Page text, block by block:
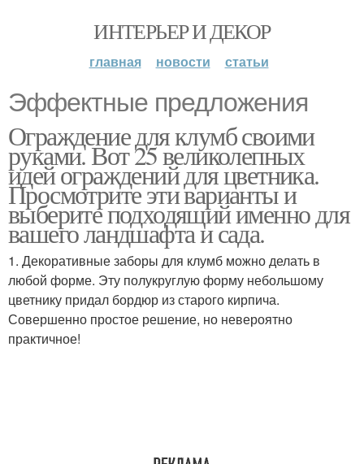
ИНТЕРЬЕР И ДЕКОР
главная новости статьи
Эффектные предложения
Ограждение для клумб своими
руками. Вот 25 великолепных
идей ограждений для цветника.
Просмотрите эти варианты и
выберите подходящий именно для
вашего ландшафта и сада.
1. Декоративные заборы для клумб можно делать в
любой форме. Эту полукруглую форму небольшому
цветнику придал бордюр из старого кирпича.
Совершенно простое решение, но невероятно
практичное!